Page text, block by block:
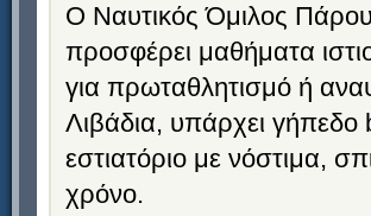
Ο Ναυτικός Όμιλος Πάρου
προσφέρει μαθήματα
για πρωταθλητισμό ή
Λιβάδια, υπάρχει
εστιατόριο με νόστιμα,
χρόνο.